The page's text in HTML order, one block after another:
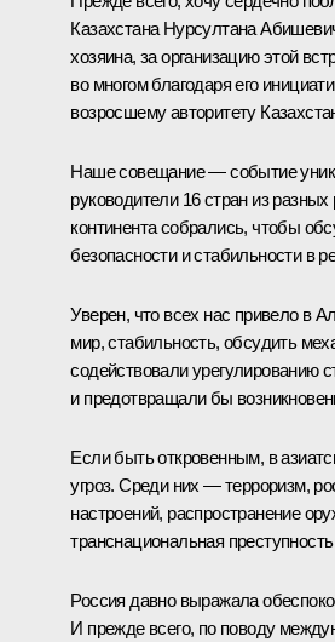
Казахстана Нурсултана
хозяина, за организацию этой
во многом благодаря его
возросшему авторитету
Наше совещание — событие
руководители 16 стран из разных
континента собрались, чтобы
безопасности и стабильности в
Уверен, что всех нас привело в
мир, стабильность, обсудить
содействовали урегулированию
и предотвращали бы
Если быть откровенным, в
угроз. Среди них — терроризм,
настроений, распространение
транснациональная
Россия давно выражала
И прежде всего, по поводу